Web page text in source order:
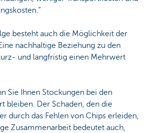
besteht auch die Möglichkeit der
nachhaltige Beziehung zu den
und langfristig einen Mehrwert
Sie Ihnen Stockungen bei den
bleiben. Der Schaden, den die
durch das Fehlen von Chips erleiden,
Zusammenarbeit bedeutet auch,